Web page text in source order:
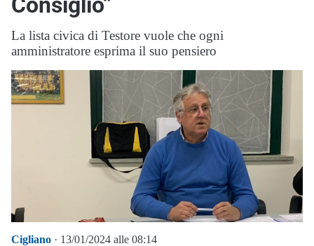
La lista civica di Testore vuole che ogni
amministratore esprima il suo pensiero
Cigliano · 13/01/2024 alle 08:14